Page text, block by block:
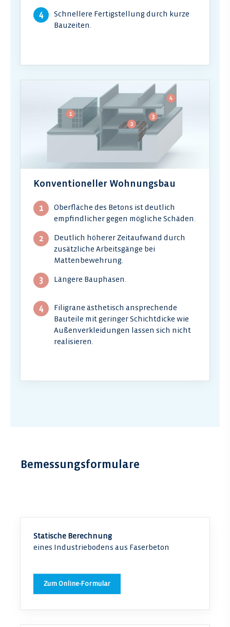
Schnellere Fertigstellung durch kurze
Bauzeiten.
Konventioneller Wohnungsbau
Oberfläche des Betons ist deutlich
empfindlicher gegen mögliche Schäden.
Deutlich höherer Zeitaufwand durch
zusätzliche Arbeitsgänge bei
Mattenbewehrung.
Längere Bauphasen.
Filigrane ästhetisch ansprechende
Bauteile mit geringer Schichtdicke wie
Außenverkleidungen lassen sich nicht
realisieren.
Bemessungsformulare
Statische Berechnung
eines Industriebodens aus Faserbeton
Zum Online-Formular